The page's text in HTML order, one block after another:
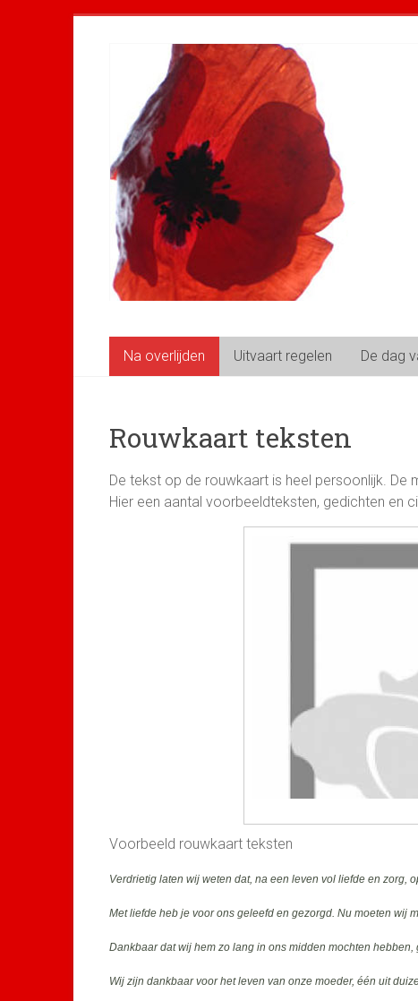
Na overlijden Uitvaart regelen De dag
Rouwkaart teksten
De tekst op de rouwkaart is heel persoonlijk.
Hier een aantal voorbeeldteksten, gedichten en
Voorbeeld rouwkaart teksten
Verdrietig laten wij weten dat, na een leven vol liefde en zorg,
Met liefde heb je voor ons geleefd en gezorgd. Nu moeten wij
Dankbaar dat wij hem zo lang in ons midden mochten
Wij zijn dankbaar voor het leven van onze moeder, één uit